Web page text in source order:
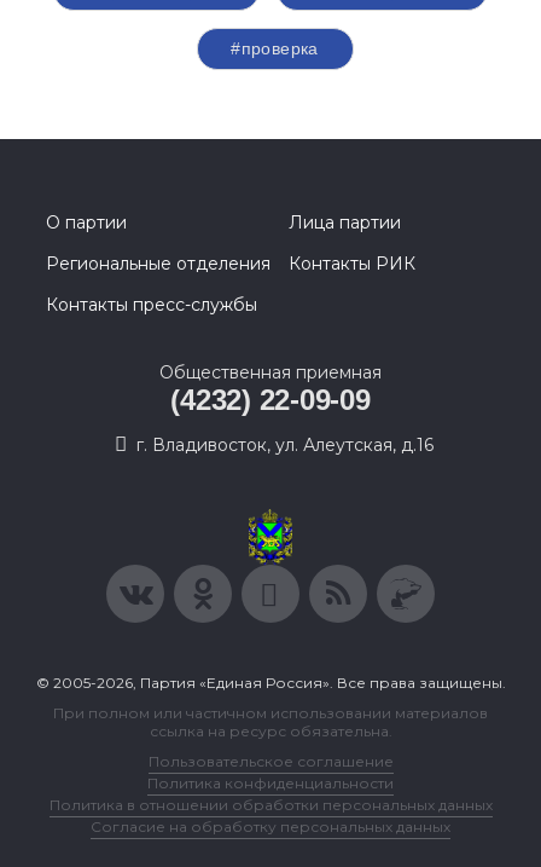
#проверка
О партии
Лица партии
Региональные отделения
Контакты РИК
Контакты пресс-службы
Общественная приемная
(4232) 22-09-09
г. Владивосток, ул. Алеутская, д.16
© 2005-2026, Партия «Единая Россия». Все права защищены.
При полном или частичном использовании материалов
ссылка на ресурс обязательна.
Пользовательское соглашение
Политика конфиденциальности
Политика в отношении обработки персональных данных
Согласие на обработку персональных данных